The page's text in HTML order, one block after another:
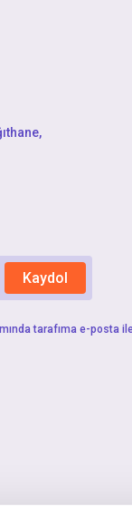
Kaydol
tarafıma e-posta